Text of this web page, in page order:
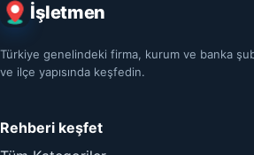
İşletmen
Türkiye genelindeki firma, kurum ve banka
ve ilçe yapısında keşfedin.
Rehberi keşfet